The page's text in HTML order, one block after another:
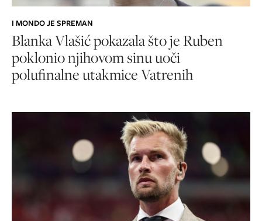
I MONDO JE SPREMAN
Blanka Vlašić pokazala što je Ruben
poklonio njihovom sinu uoči
polufinalne utakmice Vatrenih